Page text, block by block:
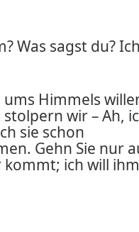
Was sagst du?
Himmels
wir – Ah,
sie schon
Gehn Sie nur
kommt; ich will ihm